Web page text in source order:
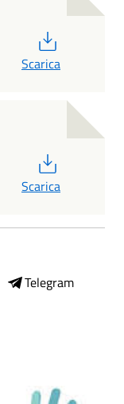
Scarica
Scarica
Telegram